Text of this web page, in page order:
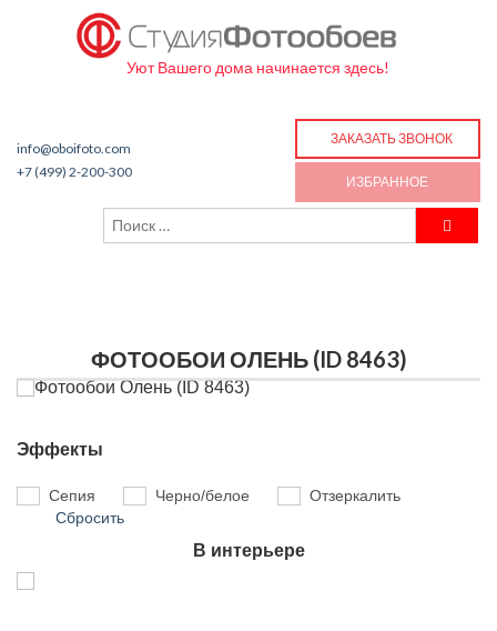
Уют Вашего дома начинается здесь!
info@oboifoto.com
+7 (499) 2-200-300
ЗАКАЗАТЬ ЗВОНОК
ИЗБРАННОЕ
ФОТООБОИ ОЛЕНЬ (ID 8463)
Эффекты
Сепия Черно/белое
Отзеркалить
Сбросить
В интерьере